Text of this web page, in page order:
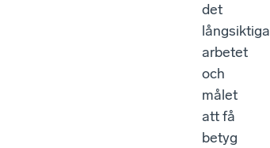
det
långsiktiga
arbetet
och
målet
att få
betyg